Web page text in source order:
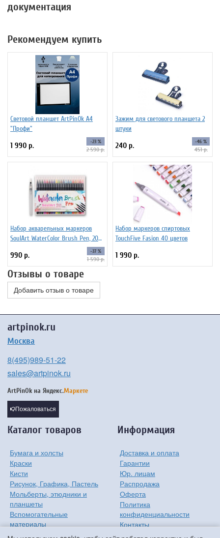
документация
Рекомендуем купить
Световой планшет ArtPinOk А4
"Профи"
1 990 р. -23 %
2 590 р.
Зажим для светового планшета 2
штуки
240 р. -46 %
451 р.
Набор акварельных маркеров
SoulArt WaterColor Brush Pen, 20
990 р. -37 %
1 590 р.
Набор маркеров спиртовых
TouchFive Fasion 40 цветов
1 990 р.
Отзывы о товаре
Добавить отзыв о товаре
artpinok.ru
Москва
8(495)989-51-22
sales@artpinok.ru
ArtPinOk на Яндекс.Маркете
Пожаловаться
Каталог товаров
Бумага и холсты
Краски
Кисти
Рисунок, Графика, Пастель
Мольберты, этюдники и
планшеты
Вспомогательные
материалы
Хобби
Информация
Доставка и оплата
Гарантии
Юр. лицам
Распродажа
Оферта
Политика
конфиденциальности
Контакты
О компании